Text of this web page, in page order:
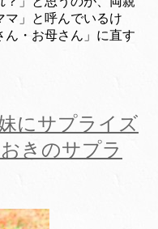
マ」と呼んでいるけ
ん・お母さん」に直す
にサプライズ
きのサプラ